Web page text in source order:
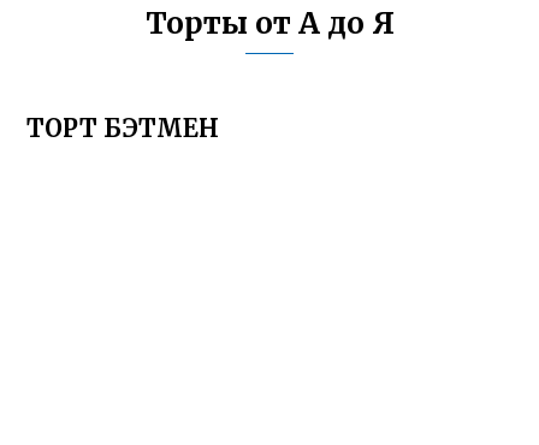
Торты от А до Я
ТОРТ БЭТМЕН